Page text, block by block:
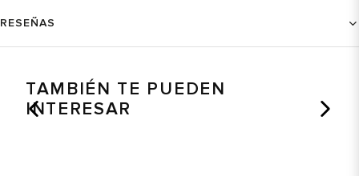
RESEÑAS
TAMBIÉN TE PUEDEN
INTERESAR